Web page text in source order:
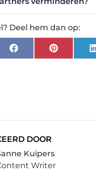
Deel hem dan op:
FacebookPinterest
DOOR
Kuipers
Writer